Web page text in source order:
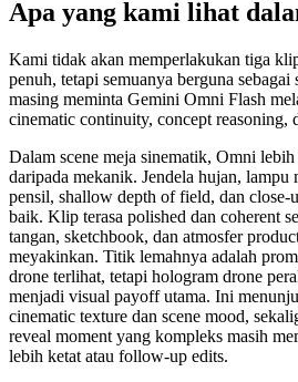
Apa yang kami lihat
Kami tidak akan memperlakukan tiga
penuh, tetapi semuanya berguna sebagai
masing meminta Gemini Omni Flash
cinematic continuity, concept reasoning,
Dalam scene meja sinematik, Omni
daripada mekanik. Jendela hujan, lampu
pensil, shallow depth of field, dan close-
baik. Klip terasa polished dan coherent
tangan, sketchbook, dan atmosfer
meyakinkan. Titik lemahnya adalah
drone terlihat, tetapi hologram drone
menjadi visual payoff utama. Ini
cinematic texture dan scene mood,
reveal moment yang kompleks masih
lebih ketat atau follow-up edits.